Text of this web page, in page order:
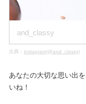
and_classy
出典： instagram(@and_classy)
あなたの大切な思い出
いね！